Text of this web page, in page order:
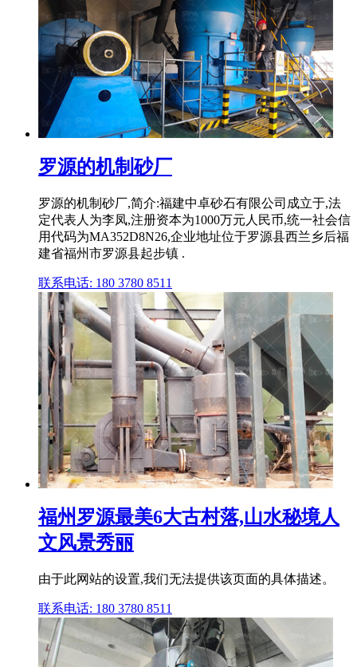
罗源的机制砂厂
罗源的机制砂厂,简介:福建中卓砂石有限公司成立于,法
定代表人为李凤,注册资本为1000万元人民币,统一社会信
用代码为MA352D8N26,企业地址位于罗源县西兰乡后福
建省福州市罗源县起步镇 .
联系电话: 180 3780 8511
福州罗源最美6大古村落,山水秘境人
文风景秀丽
由于此网站的设置,我们无法提供该页面的具体描述。
联系电话: 180 3780 8511